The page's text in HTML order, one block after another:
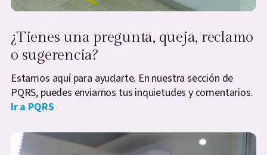
¿Tienes una pregunta, queja, reclamo
o sugerencia?
Estamos aquí para ayudarte. En nuestra sección de
PQRS, puedes enviarnos tus inquietudes y comentarios.
Ir a PQRS